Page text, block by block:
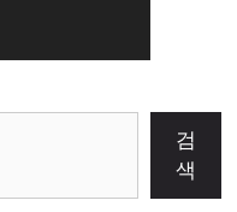
검
색